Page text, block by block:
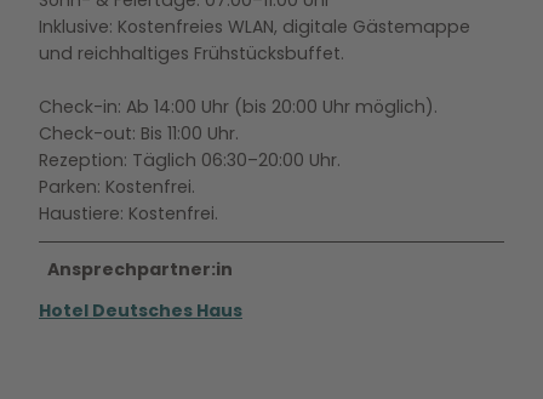
Inklusive: Kostenfreies WLAN, digitale Gästemappe
und reichhaltiges Frühstücksbuffet.
Check-in: Ab 14:00 Uhr (bis 20:00 Uhr möglich).
Check-out: Bis 11:00 Uhr.
Rezeption: Täglich 06:30–20:00 Uhr.
Parken: Kostenfrei.
Haustiere: Kostenfrei.
Ansprechpartner:in
Hotel Deutsches Haus